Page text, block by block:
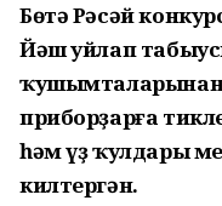
Бөтә Рәсәй
Йәш уйлап
ҡушымталарынан
приборҙарға
һәм үҙ ҡулдары
килтергән.